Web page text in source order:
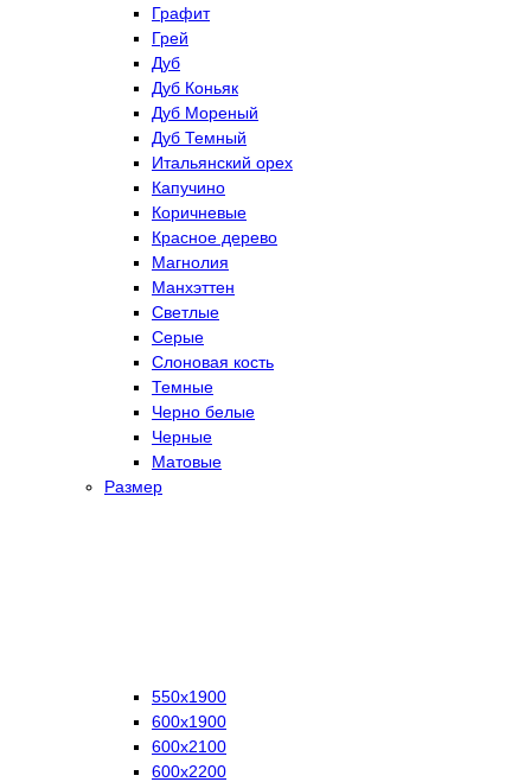
Графит
Грей
Дуб
Дуб Коньяк
Дуб Мореный
Дуб Темный
Итальянский орех
Капучино
Коричневые
Красное дерево
Магнолия
Манхэттен
Светлые
Серые
Слоновая кость
Темные
Черно белые
Черные
Матовые
Размер
550х1900
600х1900
600х2100
600х2200